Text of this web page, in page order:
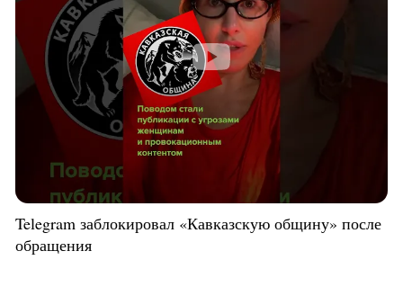
Telegram заблокировал «Кавказскую общину» после
обращения